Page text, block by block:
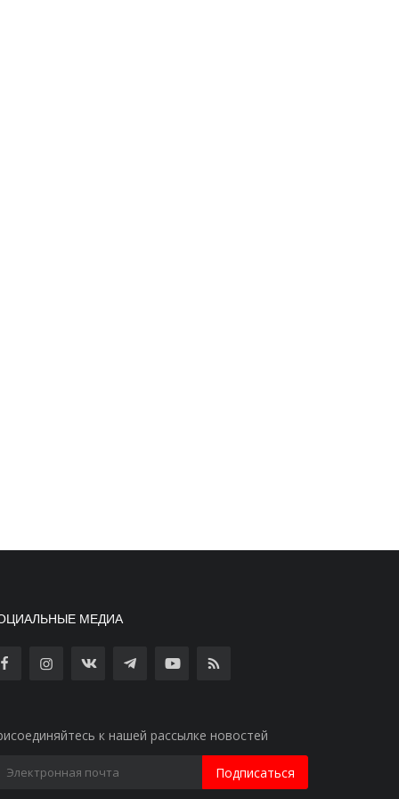
МЕДИА
к нашей рассылке новостей
Подписаться